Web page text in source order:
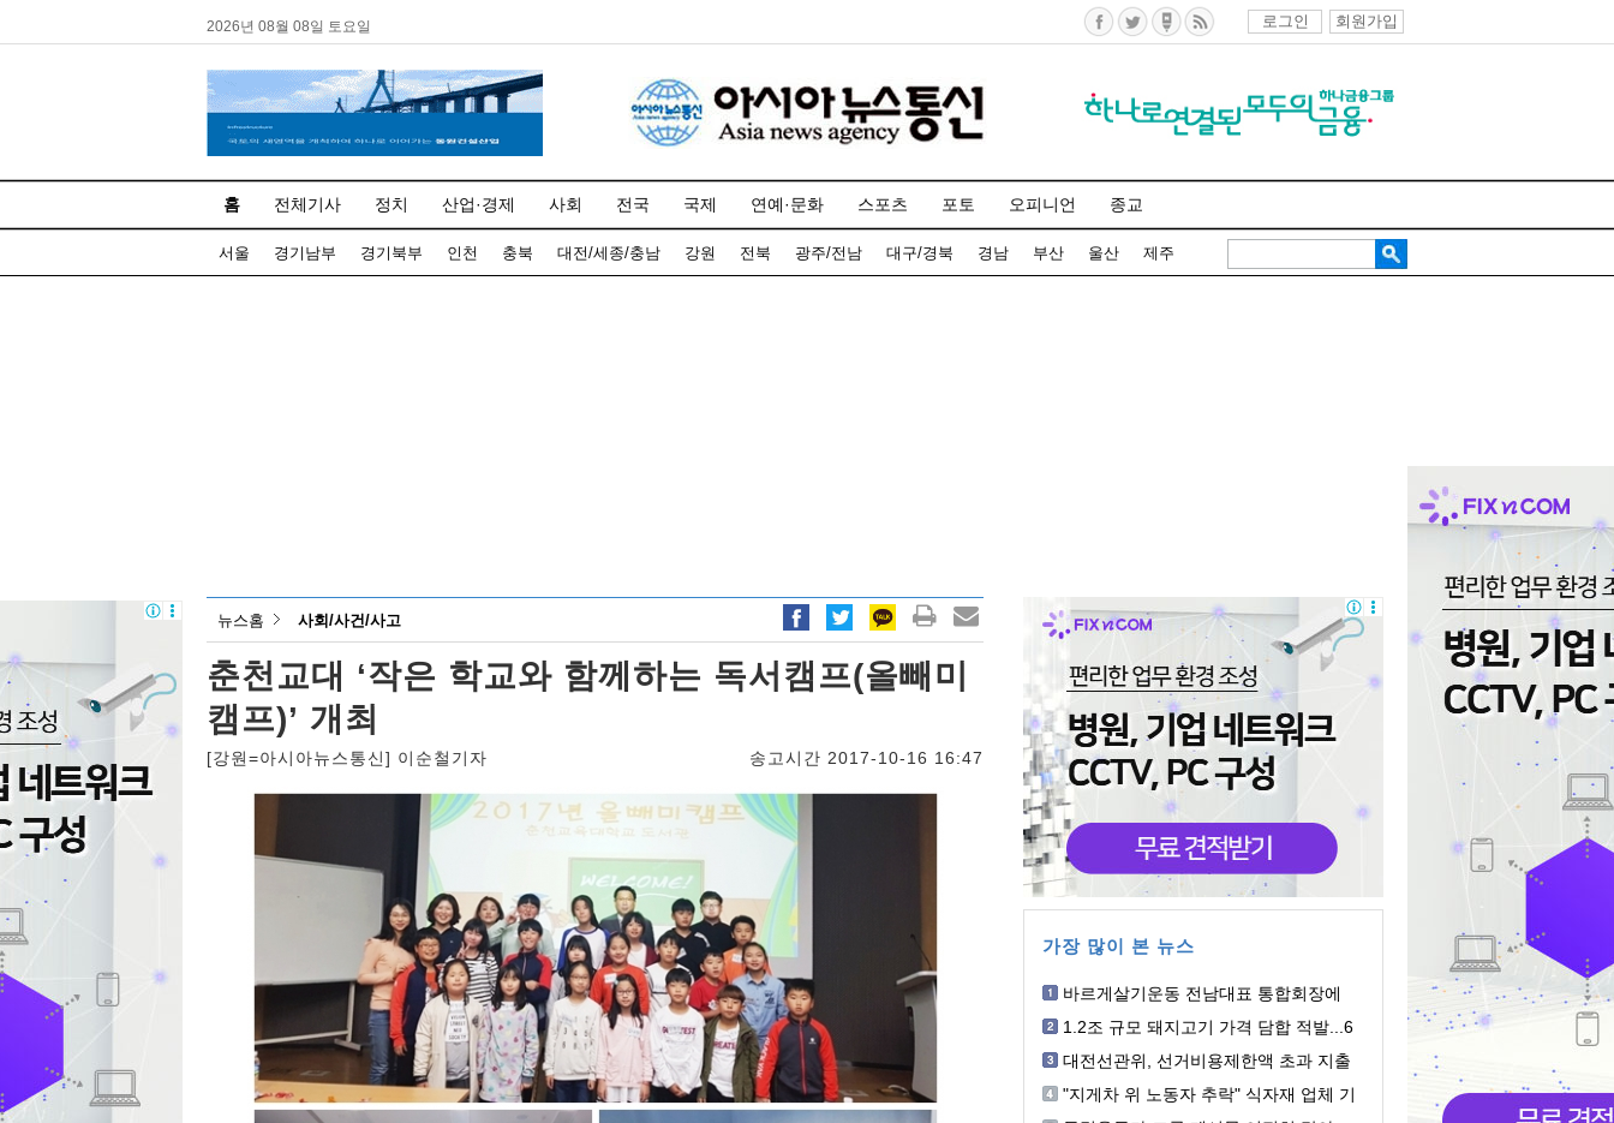
2026년 08월 08일 토요일 로그인 회원가입
홈 전체기사 정치 산업·경제 사회 전국 국제 연예·문화 스포츠 포토 오피니언 종교
서울 경기남부 경기북부 인천 충북 대전/세종/충남 강원 전북 광주/전남 대구/경북 경남 부산 울산 제주
뉴스홈 사회/사건/사고
춘천교대 ‘작은 학교와 함께하는 독서캠프(올빼미
캠프)’ 개최
[강원=아시아뉴스통신] 이순철기자 송고시간 2017-10-16 16:47
가장 많이 본 뉴스
바르게살기운동 전남대표 통합회장에
1.2조 규모 돼지고기 가격 담합 적발...6
대전선관위, 선거비용제한액 초과 지출
"지게차 위 노동자 추락" 식자재 업체 기